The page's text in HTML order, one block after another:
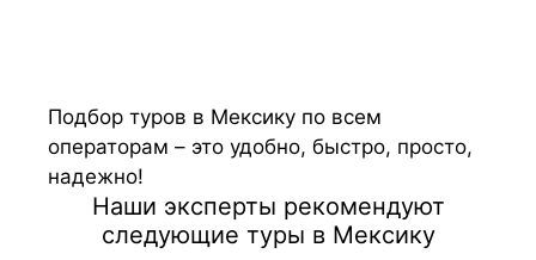
Подбор туров в Мексику по всем
операторам – это удобно, быстро, просто,
надежно!
Наши эксперты рекомендуют
следующие туры в Мексику